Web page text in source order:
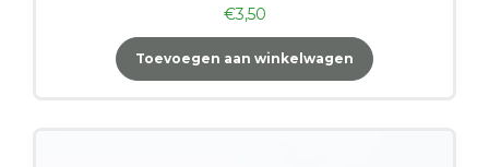
€3,50
Toevoegen aan winkelwagen